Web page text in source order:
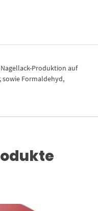
Produktion auf
sowie Formaldehyd,